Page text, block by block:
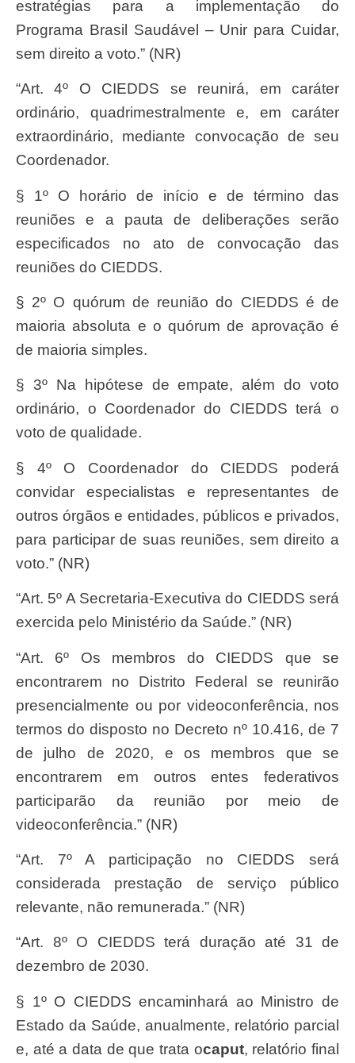
estratégias para a implementação do
Programa Brasil Saudável – Unir para Cuidar,
sem direito a voto.” (NR)
“Art. 4º O CIEDDS se reunirá, em caráter
ordinário, quadrimestralmente e, em caráter
extraordinário, mediante convocação de seu
Coordenador.
§ 1º O horário de início e de término das
reuniões e a pauta de deliberações serão
especificados no ato de convocação das
reuniões do CIEDDS.
§ 2º O quórum de reunião do CIEDDS é de
maioria absoluta e o quórum de aprovação é
de maioria simples.
§ 3º Na hipótese de empate, além do voto
ordinário, o Coordenador do CIEDDS terá o
voto de qualidade.
§ 4º O Coordenador do CIEDDS poderá
convidar especialistas e representantes de
outros órgãos e entidades, públicos e privados,
para participar de suas reuniões, sem direito a
voto.” (NR)
“Art. 5º A Secretaria-Executiva do CIEDDS será
exercida pelo Ministério da Saúde.” (NR)
“Art. 6º Os membros do CIEDDS que se
encontrarem no Distrito Federal se reunirão
presencialmente ou por videoconferência, nos
termos do disposto no Decreto nº 10.416, de 7
de julho de 2020, e os membros que se
encontrarem em outros entes federativos
participarão da reunião por meio de
videoconferência.” (NR)
“Art. 7º A participação no CIEDDS será
considerada prestação de serviço público
relevante, não remunerada.” (NR)
“Art. 8º O CIEDDS terá duração até 31 de
dezembro de 2030.
§ 1º O CIEDDS encaminhará ao Ministro de
Estado da Saúde, anualmente, relatório parcial
e, até a data de que trata o caput, relatório final